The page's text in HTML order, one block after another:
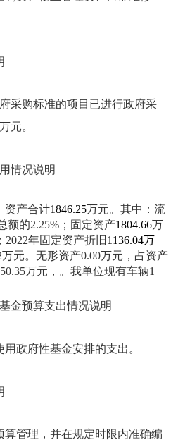
采购标准的项目已进行政府采
元。
情况说明
资产合计1846.25万元。其中：流
额的2.25%；固定资产1804.66万
2022年固定资产折旧 1136.04万
万元。无形资产0.00万元，占资产
万元，。我单位现有车辆1
金预算支出情况说明
用政府性基金安排的支出。
算管理，并在规定时限内准确编